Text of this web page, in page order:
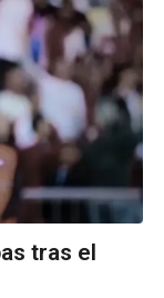
tras el